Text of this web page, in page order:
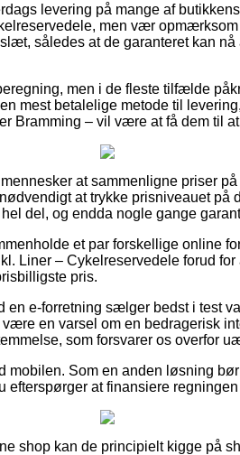
levering på mange af
men vær
således at de garanteret kan nå
men i de fleste tilfælde
mest betalelige metode til
Bramming – vil være at få dem til
at sammenligne priser
at trykke prisniveauet på
del, og endda nogle gange
et par forskellige online
Liner – Cykelreservedele forud
pris.
en e-forretning sælger bedst i test
en varsel om en bedragerisk
som forsvarer os overfor
mobilen. Som en anden løsning
at finansiere
shop kan de principielt kigge på